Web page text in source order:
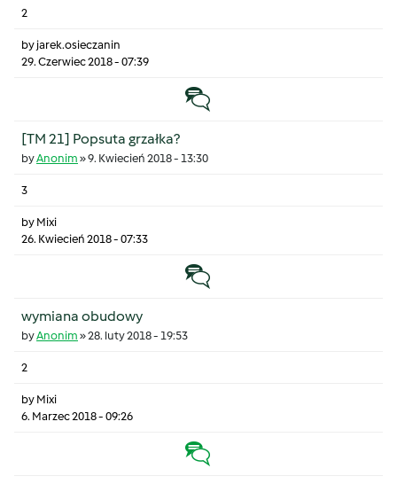
2
byjarek.osieczanin
29. Czerwiec 2018 - 07:39
Temat zwyczajny
[TM 21] Popsuta grzałka?
byAnonim »9. Kwiecień 2018 - 13:30
3
by Mixi
26. Kwiecień 2018 - 07:33
Temat zwyczajny
wymiana obudowy
byAnonim »28. luty 2018 - 19:53
2
by Mixi
6. Marzec 2018 - 09:26
Gorący temat